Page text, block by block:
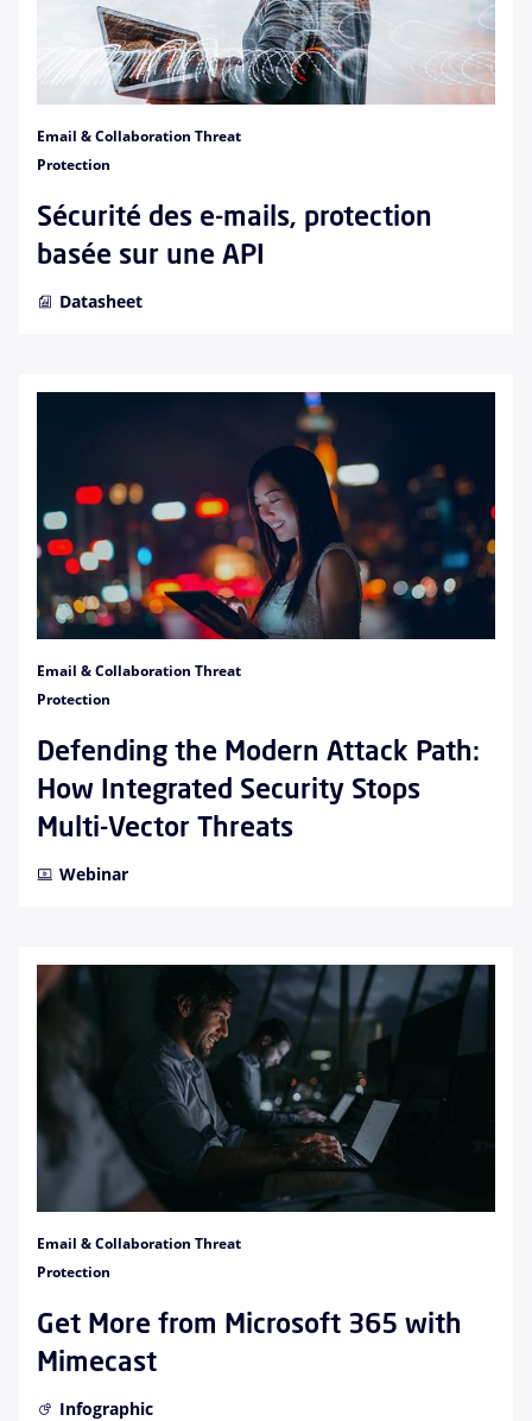
Email & Collaboration Threat
Protection
Sécurité des e-mails, protection
basée sur une API
Datasheet
Email & Collaboration Threat
Protection
Defending the Modern Attack Path:
How Integrated Security Stops
Multi-Vector Threats
Webinar
Email & Collaboration Threat
Protection
Get More from Microsoft 365 with
Mimecast
Infographic